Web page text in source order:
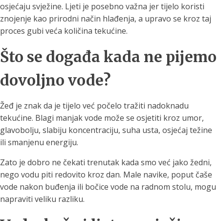
osjećaju svježine. Ljeti je posebno važna jer tijelo koristi
znojenje kao prirodni način hlađenja, a upravo se kroz taj
proces gubi veća količina tekućine.
Što se događa kada ne pijemo
dovoljno vode?
Žeđ je znak da je tijelo već počelo tražiti nadoknadu
tekućine. Blagi manjak vode može se osjetiti kroz umor,
glavobolju, slabiju koncentraciju, suha usta, osjećaj težine
ili smanjenu energiju.
Zato je dobro ne čekati trenutak kada smo već jako žedni,
nego vodu piti redovito kroz dan. Male navike, poput čaše
vode nakon buđenja ili bočice vode na radnom stolu, mogu
napraviti veliku razliku.